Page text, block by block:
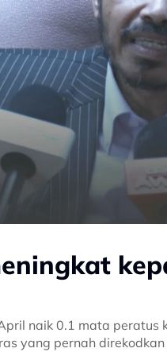
naik 0.1 mata
yang pernah